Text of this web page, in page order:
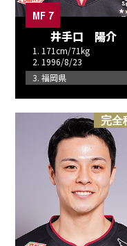
MF 7
井手口 陽介
1. 171cm/71kg
2. 1996/8/23
3. 福岡県
完全